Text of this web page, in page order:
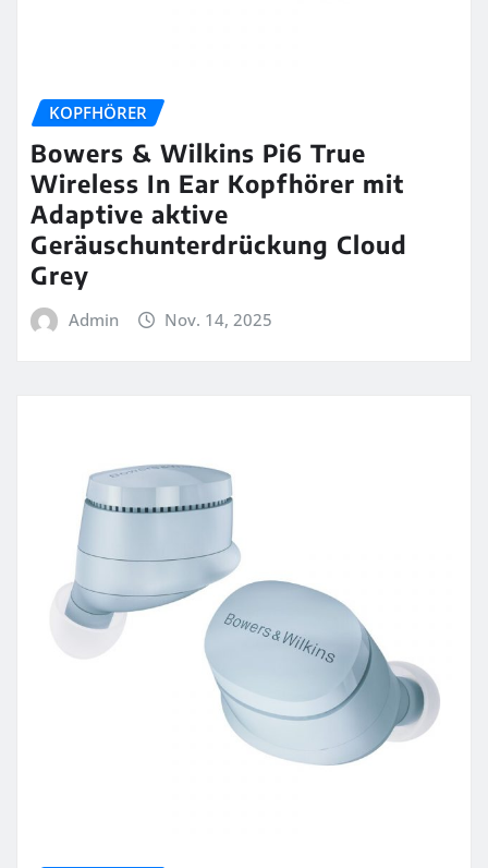
KOPFHÖRER
Bowers & Wilkins Pi6 True
Wireless In Ear Kopfhörer mit
Adaptive aktive
Geräuschunterdrückung Cloud
Grey
Admin Nov. 14, 2025